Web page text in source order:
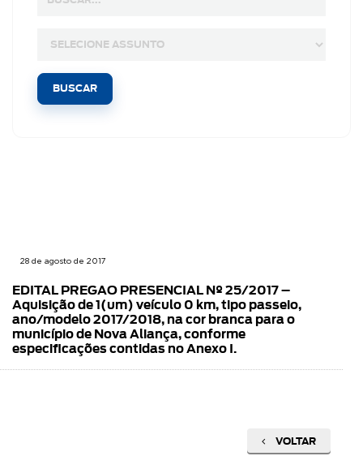
28 de agosto de 2017
EDITAL PREGAO PRESENCIAL Nº 25/2017 –
Aquisição de 1(um) veículo 0 km, tipo passeio,
ano/modelo 2017/2018, na cor branca para o
município de Nova Aliança, conforme
especificações contidas no Anexo I.
VOLTAR